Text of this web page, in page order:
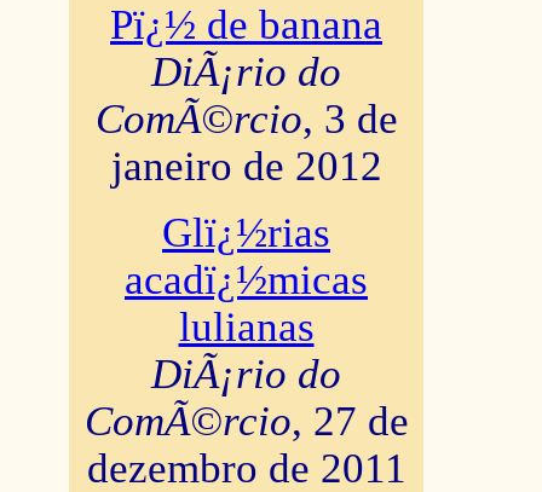
Pï¿½ de banana
DiÃ¡rio do
ComÃ©rcio, 3 de
janeiro de 2012
Glï¿½rias
acadï¿½micas
lulianas
DiÃ¡rio do
ComÃ©rcio, 27 de
dezembro de 2011